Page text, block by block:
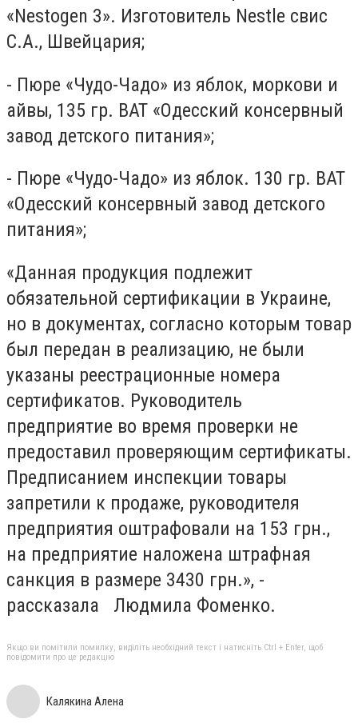
«Nestogen 3». Изготовитель Nestle свис
С.А., Швейцария;
- Пюре «Чудо-Чадо» из яблок, моркови и
айвы, 135 гр. ВАТ «Одесский консервный
завод детского питания»;
- Пюре «Чудо-Чадо» из яблок. 130 гр. ВАТ
«Одесский консервный завод детского
питания»;
«Данная продукция подлежит
обязательной сертификации в Украине,
но в документах, согласно которым товар
был передан в реализацию, не были
указаны реестрационные номера
сертификатов. Руководитель
предприятие во время проверки не
предоставил проверяющим сертификаты.
Предписанием инспекции товары
запретили к продаже, руководителя
предприятия оштрафовали на 153 грн.,
на предприятие наложена штрафная
санкция в размере 3430 грн.», -
рассказала Людмила Фоменко.
Якщо ви помітили помилку, виділіть необхідний текст і натисніть Ctrl + Enter, щоб
повідомити про це редакцію
Калякина Алена